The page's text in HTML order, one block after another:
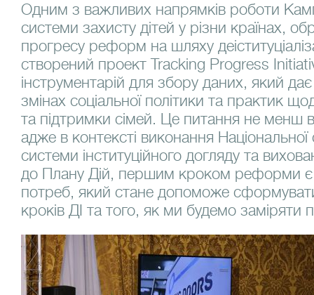
Одним з важливих напрямків роботи
системи захисту дітей у різни країнах,
прогресу реформ на шляху
створений проект Tracking Progress
інструментарій для збору даних, який
змінах соціальної політики та практик
та підтримки сімей. Це питання не менш
адже в контексті виконання
системи інституційного догляду та
до Плану Дій, першим кроком реформи є
потреб, який стане допоможе
кроків ДІ та того, як ми будемо